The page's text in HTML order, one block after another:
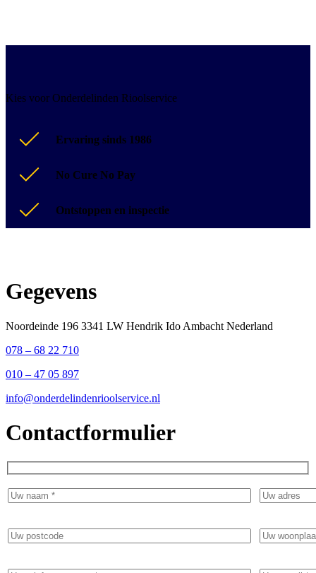
Kies voor Onderdelinden Rioolservice
Ervaring sinds 1986
No Cure No Pay
Ontstoppen en inspectie
Gegevens
Noordeinde 196 3341 LW Hendrik Ido Ambacht Nederland
078 – 68 22 710
010 – 47 05 897
info@onderdelindenrioolservice.nl
Contactformulier